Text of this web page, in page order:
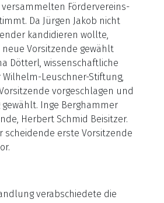
Fördervereins-
Da Jürgen Jakob nicht
kandidieren wollte,
Vorsitzende gewählt
Dötterl, wissenschaftliche
Leuschner-Stiftung,
vorgeschlagen und
Inge Berghammer
Herbert Schmid Beisitzer.
scheidende erste Vorsitzende
verabschiedete die